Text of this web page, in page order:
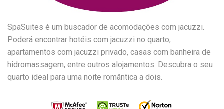
SpaSuites é um buscador de acomodações com jacuzzi.
Poderá encontrar hotéis com jacuzzi no quarto,
apartamentos com jacuzzi privado, casas com banheira de
hidromassagem, entre outros alojamentos. Descubra o seu
quarto ideal para uma noite romântica a dois.